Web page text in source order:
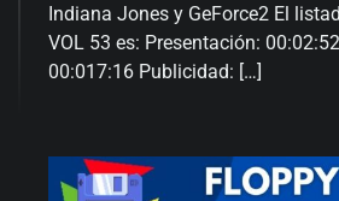
Indiana Jones y GeForce2 El
VOL 53 es: Presentación:
00:017:16 Publicidad: […]